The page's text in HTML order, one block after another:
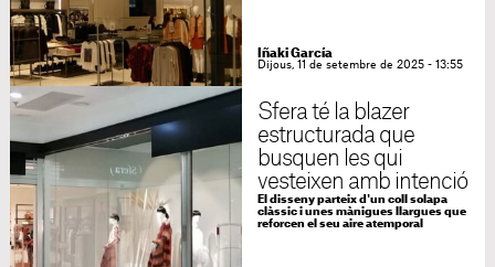
Iñaki García
Dijous, 11 de setembre de 2025 - 13:55
Sfera té la blazer
estructurada que
busquen les qui
vesteixen amb intenció
El disseny parteix d'un coll solapa
clàssic i unes mànigues llargues que
reforcen el seu aire atemporal